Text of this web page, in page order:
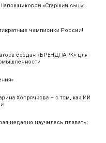
«Старший сын»:
чемпионки России!
создан «БРЕНДПАРК» для
Хопрячкова – о том, как ИИ
недавно научилась плавать: